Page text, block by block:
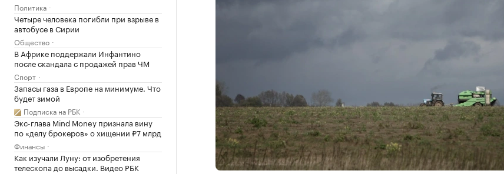
Политика
Четыре человека погибли при взрыве в
автобусе в Сирии
Общество
В Африке поддержали Инфантино
после скандала с продажей прав ЧМ
Спорт
Запасы газа в Европе на минимуме. Что
будет зимой
Подписка на РБК
Экс-глава Mind Money признала вину
по «делу брокеров» о хищении ₽7 млрд
Финансы
Как изучали Луну: от изобретения
телескопа до высадки. Видео РБК